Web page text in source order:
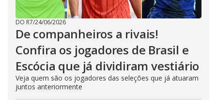
DO R7/24/06/2026
De companheiros a rivais!
Confira os jogadores de Brasil e
Escócia que já dividiram vestiário
Veja quem são os jogadores das seleções que já atuaram
juntos anteriormente